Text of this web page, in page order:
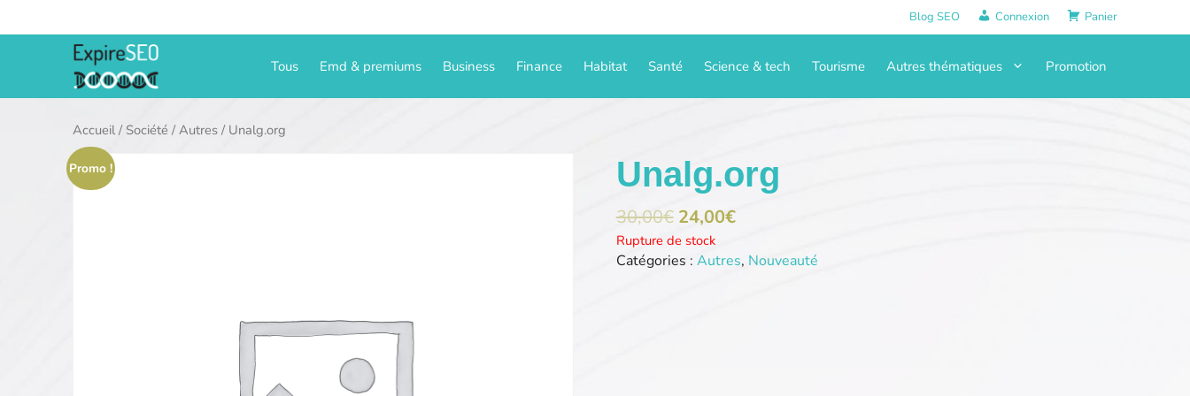
au
Blog SEO Connexion Panier
Tous Emd & premiums Business Finance Habitat Santé Science & tech Tourisme Autres thématiques Promotion
Accueil/ Société /Autres / Unalg.org
Promo ! Unalg.org
30,00€ 24,00€
Rupture de stock
Catégories : Autres, Nouveauté